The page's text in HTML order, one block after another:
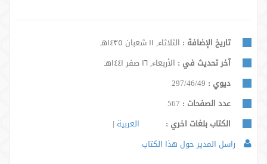
تاريخ الإضافة : الثلاثاء, ١١ شعبان ١٤٣٥هـ
آخر تحديث في : الأربعاء, ١٦ صفر ١٤٤١هـ
ديوي : 297/46/49
عدد الصفحات :
الكتاب بلغات اخري :
العربية
راسل المدير حول هذا الكتاب